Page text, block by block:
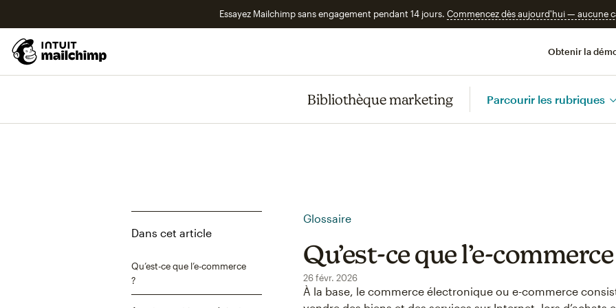
Essayez Mailchimp sans engagement pendant 14 jours. Commencez dès aujourd'hui — aucune
Obtenir la
Bibliothèque marketing Parcourir les rubriques
Dans cet article
Qu’est-ce que l’e-commerce
?
Glossaire
Qu’est-ce que l’e-
26 févr. 2026
À la base, le commerce électronique ou e-commerce